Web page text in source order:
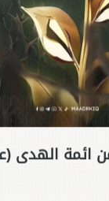
ائمة الهدى